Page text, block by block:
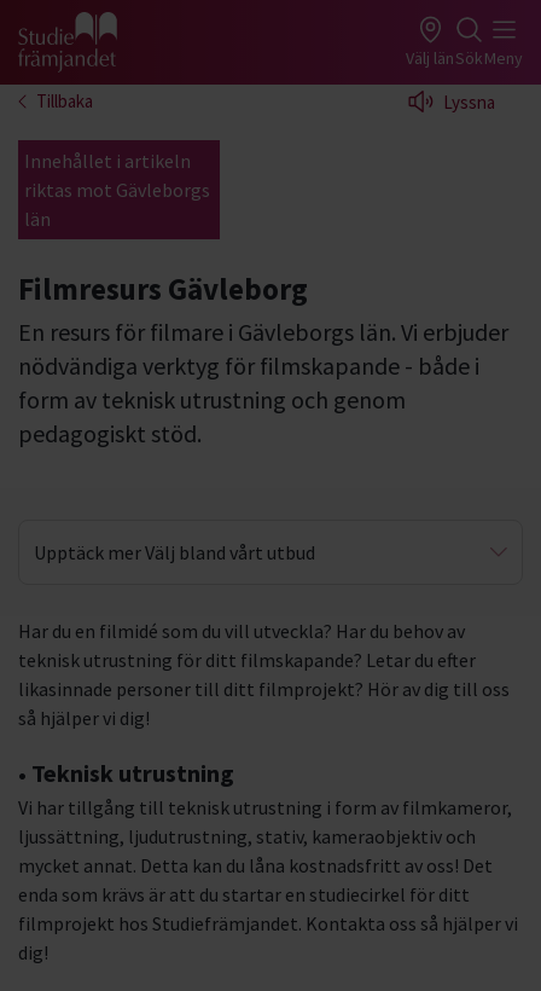
Gå till studiefrämjandets startsida Välj länSökMeny
Tillbaka Lyssna
Innehållet i artikeln
riktas mot Gävleborgs
län
Filmresurs Gävleborg
En resurs för filmare i Gävleborgs län. Vi erbjuder
nödvändiga verktyg för filmskapande - både i
form av teknisk utrustning och genom
pedagogiskt stöd.
Upptäck mer Välj bland vårt utbud
Filmföreläsningar
Har du en filmidé som du vill utveckla? Har du behov av
teknisk utrustning för ditt filmskapande? Letar du efter
likasinnade personer till ditt filmprojekt? Hör av dig till oss
så hjälper vi dig!
• Teknisk utrustning
Vi har tillgång till teknisk utrustning i form av filmkameror,
ljussättning, ljudutrustning, stativ, kameraobjektiv och
mycket annat. Detta kan du låna kostnadsfritt av oss! Det
enda som krävs är att du startar en studiecirkel för ditt
filmprojekt hos Studiefrämjandet. Kontakta oss så hjälper vi
dig!